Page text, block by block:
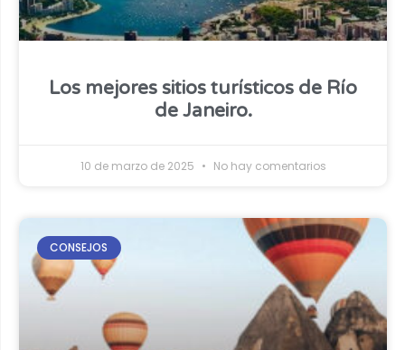
Los mejores sitios turísticos de Río
de Janeiro.
10 de marzo de 2025 No hay comentarios
CONSEJOS